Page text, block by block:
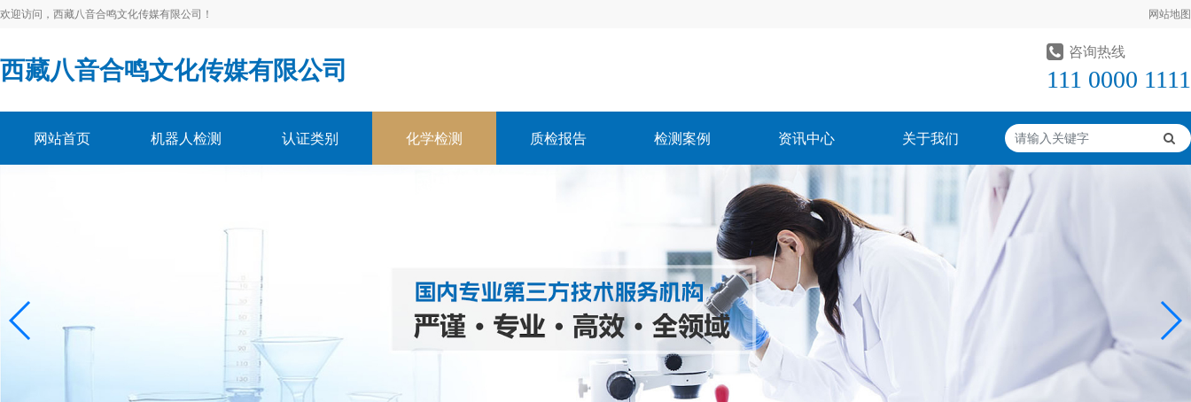
欢迎访问，西藏八音合鸣文化传媒有限公司！ 网站地图
西藏八音合鸣文化传媒有限公司
咨询热线
111 0000 1111
网站首页 机器人检测 认证类别 化学检测 质检报告 检测案例 资讯中心 关于我们